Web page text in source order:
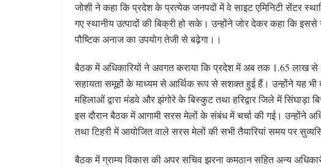
जोशी ने कहा कि प्रदेश के प्रत्येक जनपदों में वे साइट एमिनिटी सेंटर
गए स्थानीय उत्पादों की बिक्री हो सके। उन्होंने जोर देकर कहा कि
पौष्टिक अनाज का उपयोग तेजी से बढ़ेगा।।
बैठक में अधिकारियों ने अवगत कराया कि प्रदेश में अब तक 1.65 लाख से
सहायता समूहों के माध्यम से आर्थिक रूप से सशक्त हुई हैं। उन्होंने यह भी
महिलाओं द्वारा मंडवे और झंगोरे के बिस्कुट तथा हरिद्वार जिले में
इस दौरान बैठक में आगामी सरस मेलों के संबंध में चर्चा की गई। उन्होंने
तथा टिहरी में आयोजित वाले सरस मेलों की सभी तैयारियां समय पर
बैठक में ग्राम्य विकास की अपर सचिव झरना कमठान सहित अन्य